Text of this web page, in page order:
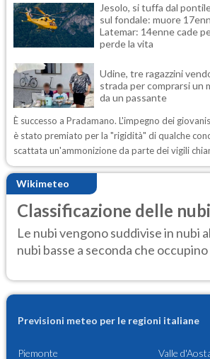
Jesolo, si tuffa dal
sul fondale: muore
Latemar: 14enne cade
perde la vita
Udine, tre ragazzini
strada per comprarsi un
da un passante
È successo a Pradamano. L'impegno dei
è stato premiato per la "rigidità" di qualche
scattata un'ammonizione da parte dei vigili
Wikimeteo
Classificazione delle nubi
Le nubi vengono suddivise in nubi
nubi basse a seconda che
Previsioni meteo per le regioni italiane
Piemonte Valle